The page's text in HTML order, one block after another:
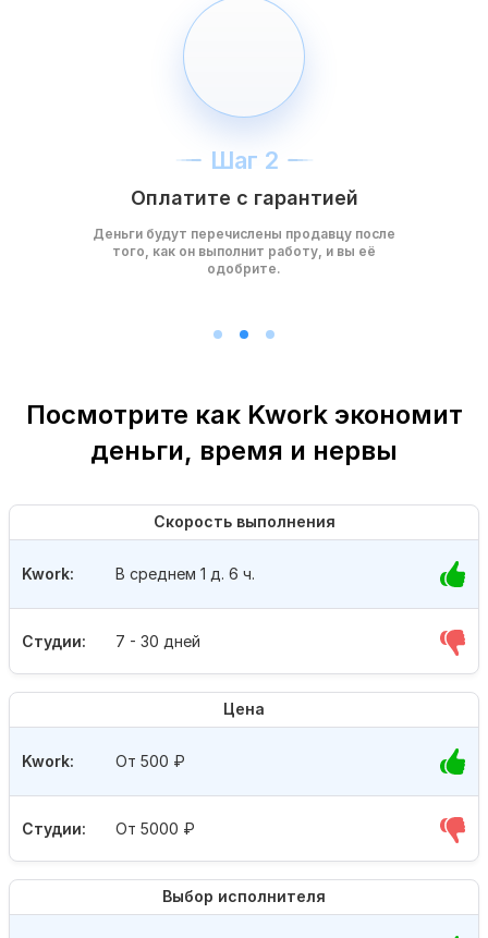
Шаг 2
Оплатите с гарантией
Деньги будут перечислены продавцу после
того, как он выполнит работу, и вы её
одобрите.
Посмотрите как Kwork экономит
деньги, время и нервы
Скорость выполнения
Студии: 7 - 30 дней
Kwork: В среднем 1 д. 6 ч.
Цена
Студии: От 5000 ₽
Kwork: От 500 ₽
Выбор исполнителя